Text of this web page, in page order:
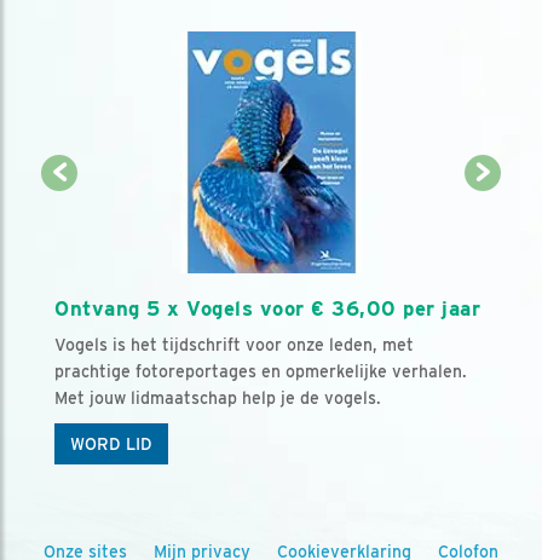
Ontvang 5 x Vogels voor € 36,00 per jaar
Vogels is het tijdschrift voor onze leden, met
prachtige fotoreportages en opmerkelijke verhalen.
Met jouw lidmaatschap help je de vogels.
WORD LID
Onze sites Mijn privacy Cookieverklaring Colofon